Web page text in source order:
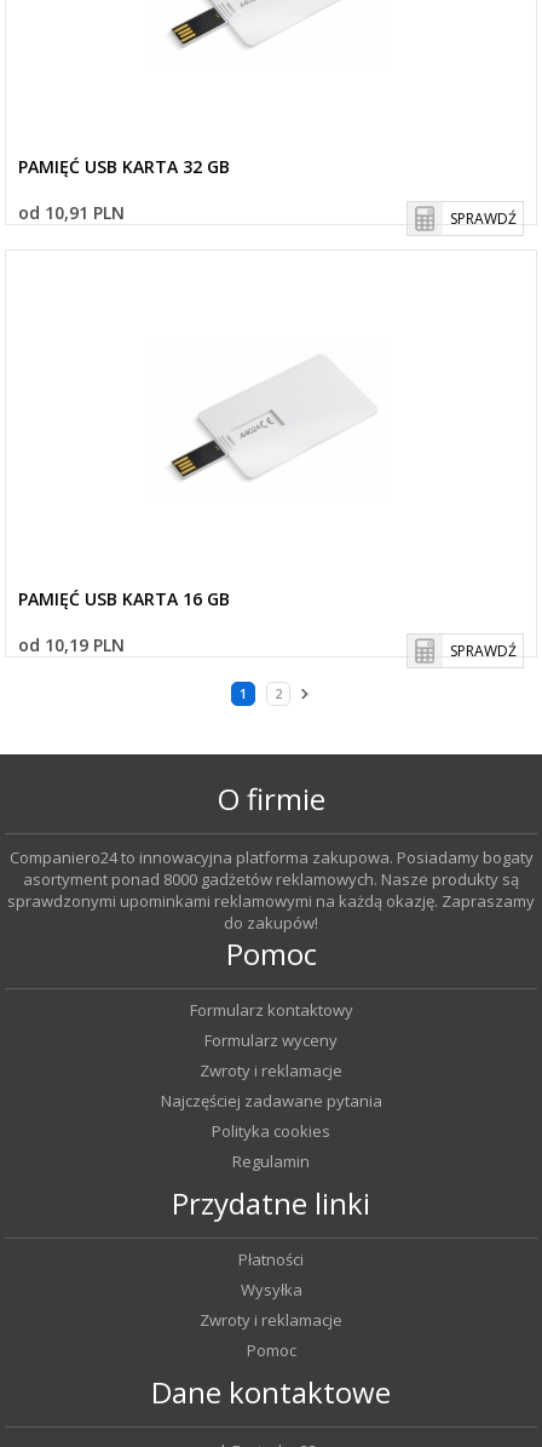
PAMIĘĆ USB KARTA 32 GB
od 10,91 PLN
SPRAWDŹ
PAMIĘĆ USB KARTA 16 GB
od 10,19 PLN
SPRAWDŹ
1 2
O firmie
Companiero24 to innowacyjna platforma zakupowa. Posiadamy bogaty
asortyment ponad 8000 gadżetów reklamowych. Nasze produkty są
sprawdzonymi upominkami reklamowymi na każdą okazję. Zapraszamy
do zakupów!
Pomoc
Formularz kontaktowy
Formularz wyceny
Zwroty i reklamacje
Najczęściej zadawane pytania
Polityka cookies
Regulamin
Przydatne linki
Płatności
Wysyłka
Zwroty i reklamacje
Pomoc
Dane kontaktowe